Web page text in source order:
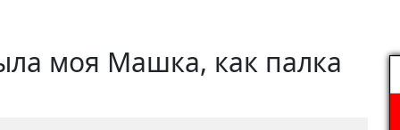
моя Машка, как палка